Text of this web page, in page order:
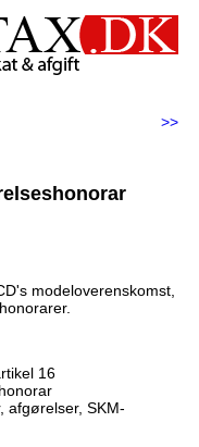
>>
modeloverenskomst,
16
afgørelser, SKM-